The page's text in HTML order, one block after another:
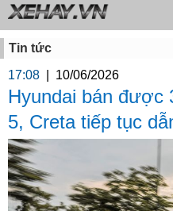
Tin tức
17:08
10/06/2026
Hyundai bán được
5, Creta tiếp tục